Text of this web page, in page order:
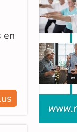
en